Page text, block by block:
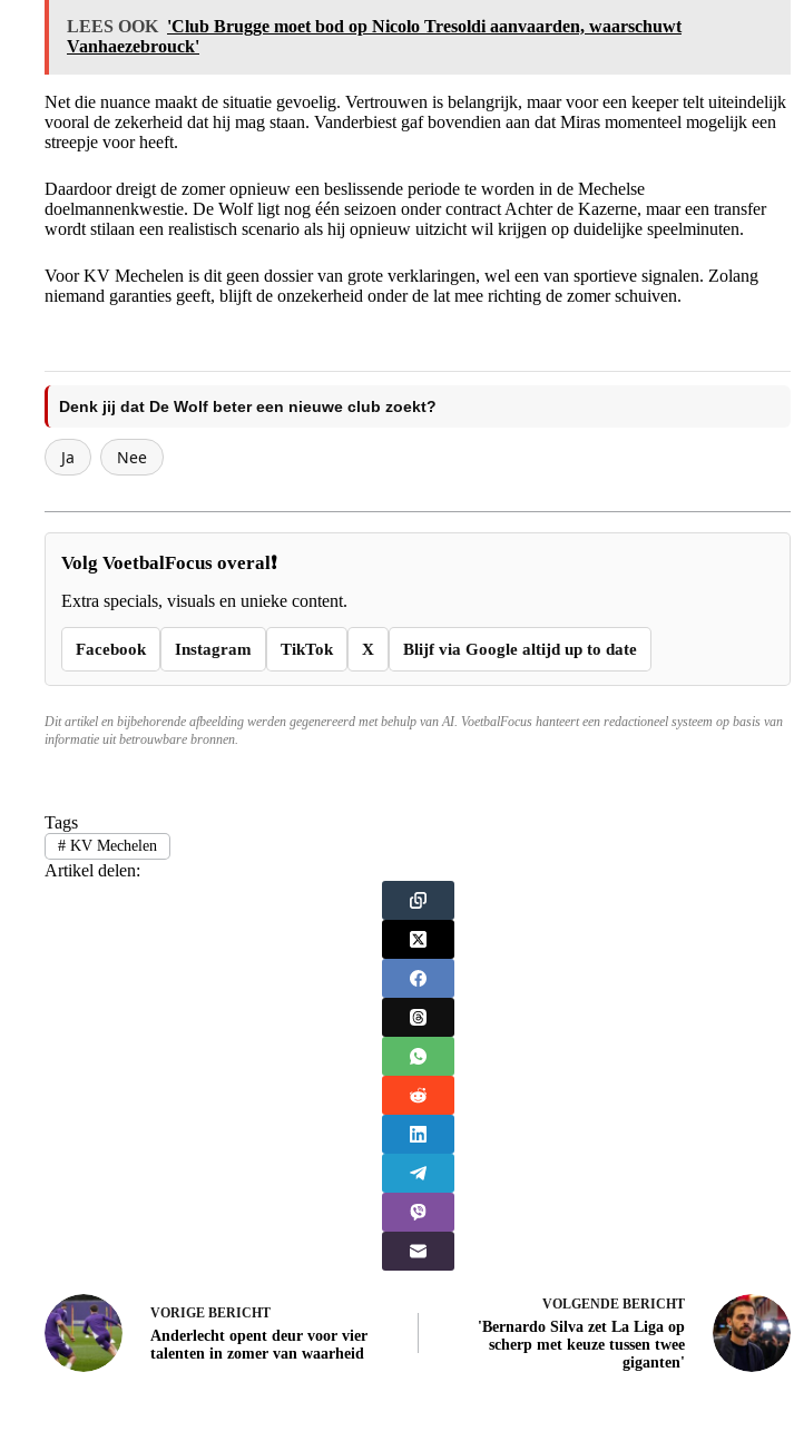
LEES OOK 'Club Brugge moet bod op Nicolo Tresoldi aanvaarden, waarschuwt
Vanhaezebrouck'
Net die nuance maakt de situatie gevoelig. Vertrouwen is belangrijk, maar voor een keeper telt uiteindelijk
vooral de zekerheid dat hij mag staan. Vanderbiest gaf bovendien aan dat Miras momenteel mogelijk een
streepje voor heeft.
Daardoor dreigt de zomer opnieuw een beslissende periode te worden in de Mechelse
doelmannenkwestie. De Wolf ligt nog één seizoen onder contract Achter de Kazerne, maar een transfer
wordt stilaan een realistisch scenario als hij opnieuw uitzicht wil krijgen op duidelijke speelminuten.
Voor KV Mechelen is dit geen dossier van grote verklaringen, wel een van sportieve signalen. Zolang
niemand garanties geeft, blijft de onzekerheid onder de lat mee richting de zomer schuiven.
Denk jij dat De Wolf beter een nieuwe club zoekt?
Ja Nee
Volg VoetbalFocus overal❗
Extra specials, visuals en unieke content.
Facebook Instagram TikTok X Blijf via Google altijd up to date
Dit artikel en bijbehorende afbeelding werden gegenereerd met behulp van AI. VoetbalFocus hanteert een redactioneel systeem op basis van
informatie uit betrouwbare bronnen.
Tags
#KV Mechelen
Artikel delen:
VORIGE BERICHT
Anderlecht opent deur voor vier
talenten in zomer van waarheid
VOLGENDE BERICHT
'Bernardo Silva zet La Liga op
scherp met keuze tussen twee
giganten'